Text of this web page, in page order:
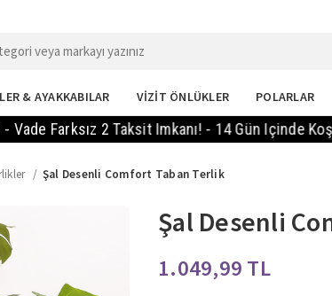
& AYAKKABILAR VİZİT ÖNLÜKLER POLARLAR
2 Taksit Imkanı! - 14 Gün Içinde Koşulsuz
Şal Desenli Comfort Taban Terlik
Şal Desenli
TL